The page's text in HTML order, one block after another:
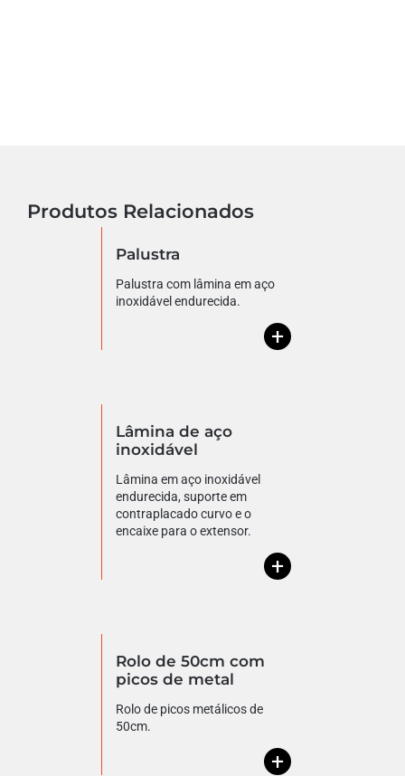
Produtos Relacionados
Palustra
Palustra com lâmina em aço
inoxidável endurecida.
+
Lâmina de aço
inoxidável
Lâmina em aço inoxidável
endurecida, suporte em
contraplacado curvo e o
encaixe para o extensor.
+
Rolo de 50cm com
picos de metal
Rolo de picos metálicos de
50cm.
+